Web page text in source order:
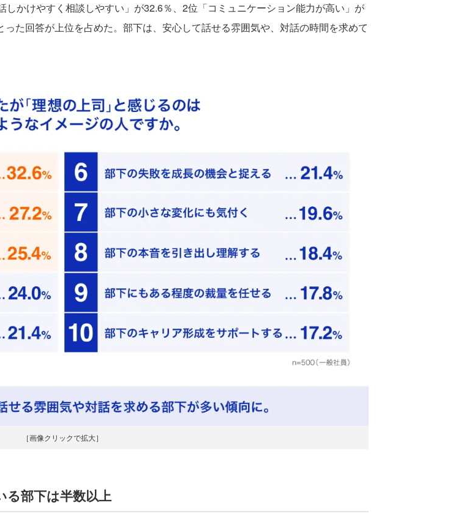
かけやすく相談しやすい」が32.6％、2位「コミュニケーション能力が高い」が
た回答が上位を占めた。部下は、安心して話せる雰囲気や、対話の時間を求めて
［画像クリックで拡大］
る部下は半数以上